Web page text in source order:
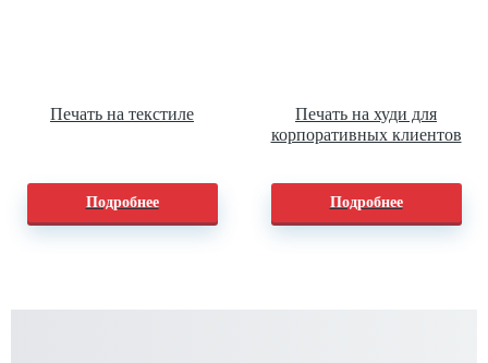
Печать на текстиле
Подробнее
Печать на худи для
корпоративных клиентов
Подробнее